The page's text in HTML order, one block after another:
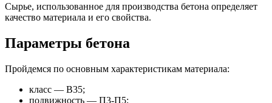
Сырье, использованное для производства бетона определяет
качество материала и его свойства.
Параметры бетона
Пройдемся по основным характеристикам материала:
класс — В35;
подвижность — П3-П5;